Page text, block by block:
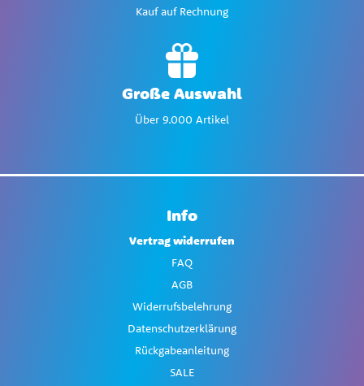
Kauf auf Rechnung
Große Auswahl
Über 9.000 Artikel
Info
Vertrag widerrufen
FAQ
AGB
Widerrufsbelehrung
Datenschutzerklärung
Rückgabeanleitung
SALE